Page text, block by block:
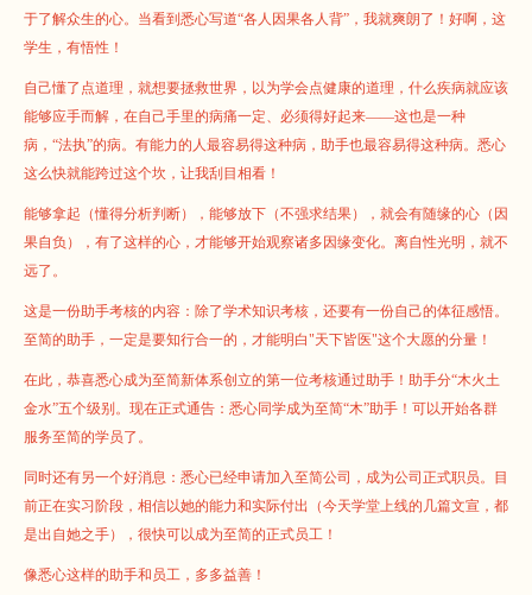
于了解众生的心。当看到悉心写道“各人因果各人背”，我就爽朗了！好啊，这
学生，有悟性！
自己懂了点道理，就想要拯救世界，以为学会点健康的道理，什么疾病就应该
能够应手而解，在自己手里的病痛一定、必须得好起来——这也是一种
病，“法执”的病。有能力的人最容易得这种病，助手也最容易得这种病。悉心
这么快就能跨过这个坎，让我刮目相看！
能够拿起（懂得分析判断），能够放下（不强求结果），就会有随缘的心（因
果自负），有了这样的心，才能够开始观察诸多因缘变化。离自性光明，就不
远了。
这是一份助手考核的内容：除了学术知识考核，还要有一份自己的体征感悟。
至简的助手，一定是要知行合一的，才能明白"天下皆医"这个大愿的分量！
在此，恭喜悉心成为至简新体系创立的第一位考核通过助手！助手分“木火土
金水”五个级别。现在正式通告：悉心同学成为至简“木”助手！可以开始各群
服务至简的学员了。
同时还有另一个好消息：悉心已经申请加入至简公司，成为公司正式职员。目
前正在实习阶段，相信以她的能力和实际付出（今天学堂上线的几篇文宣，都
是出自她之手），很快可以成为至简的正式员工！
像悉心这样的助手和员工，多多益善！